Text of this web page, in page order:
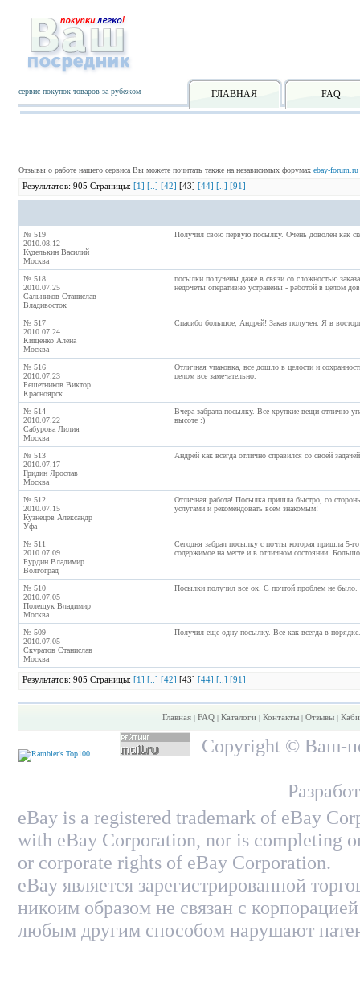
сервис покупок товаров за рубежом FAQ
ГЛАВНАЯ
Отзывы о работе нашего сервиса Вы можете почитать также на независимых форумах ebay-forum.ru
Результатов: 905 Страницы: [1] [..] [42] [43] [44] [..] [91]
№ 519
2010.08.12
Куделькин Василий
Москва
Получил свою первую посылку. Очень доволен как
№ 518
2010.07.25
Сальников Станислав
Владивосток
посылки получены даже в связи со сложностью
недочеты оперативно устранены - работой в целом
№ 517
2010.07.24
Кищенко Алена
Москва
Спасибо большое, Андрей! Заказ получен. Я в
№ 516
2010.07.23
Решетников Виктор
Красноярск
Отличная упаковка, все дошло в целости и
целом все замечательно.
№ 514
2010.07.22
Сабурова Лилия
Москва
Вчера забрала посылку. Все хрупкие вещи отлично
высоте :)
№ 513
2010.07.17
Гридин Ярослав
Москва
Андрей как всегда отлично справился со своей
№ 512
2010.07.15
Кузнецов Александр
Уфа
Отличная работа! Посылка пришла быстро, со
услугами и рекомендовать всем знакомым!
№ 511
2010.07.09
Бурдин Владимир
Волгоград
Сегодня забрал посылку с почты которая пришла 5-
содержимое на месте и в отличном состоянии.
№ 510
2010.07.05
Полещук Владимир
Москва
Посылки получил все ок. С почтой проблем не было.
№ 509
2010.07.05
Скуратов Станислав
Москва
Получил еще одну посылку. Все как всегда в
Результатов: 905 Страницы: [1] [..] [42] [43] [44] [..] [91]
Главная | FAQ | Каталоги | Контакты | Отзывы |
Copyright © Ваш-
eBay is a registered trademark of eBay
with eBay Corporation, nor is completing
or corporate rights of eBay Corporation.
eBay является зарегистрированной
никоим образом не связан с
любым другим способом нарушают